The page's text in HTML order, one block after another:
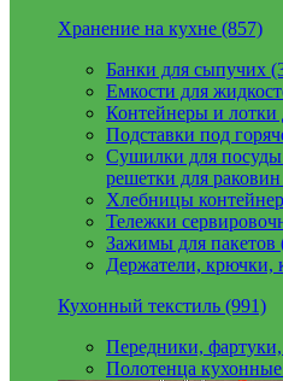
Хранение на кухне (857)
Банки для сыпучих
Емкости для
Контейнеры и лотки
Подставки под
Сушилки для
решетки для
Хлебницы
Тележки
Зажимы для пакетов
Держатели, крючки,
Кухонный текстиль (991)
Передники,
Полотенца